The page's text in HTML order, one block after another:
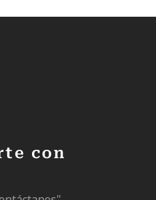
con